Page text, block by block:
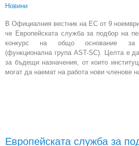
Новини
В Официалния вестник на ЕС от 9
че Европейската служба за подбор на
конкурс на общо основание за
(функционална група AST-SC). Целта е
за бъдещи назначения, от които
могат да наемат на работа нови членове
Европейската служба за